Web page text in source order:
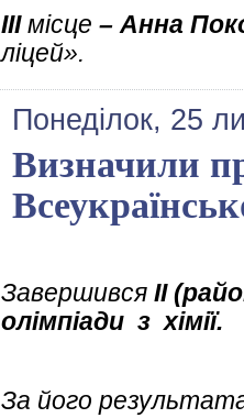
ІІІмісце – Анна
ліцей».
Понеділок, 25
Визначили
Завершився ІІ
олімпіади з хімії.
За його